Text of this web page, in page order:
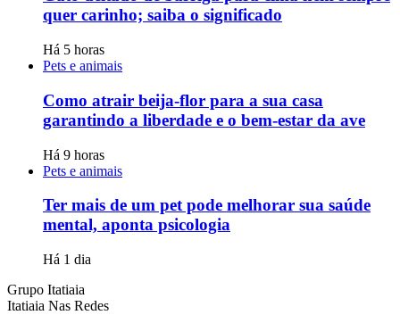
quer carinho; saiba o significado
Há 5 horas
Pets e animais
Como atrair beija-flor para a sua casa
garantindo a liberdade e o bem-estar da ave
Há 9 horas
Pets e animais
Ter mais de um pet pode melhorar sua saúde
mental, aponta psicologia
Há 1 dia
Grupo Itatiaia
Itatiaia Nas Redes